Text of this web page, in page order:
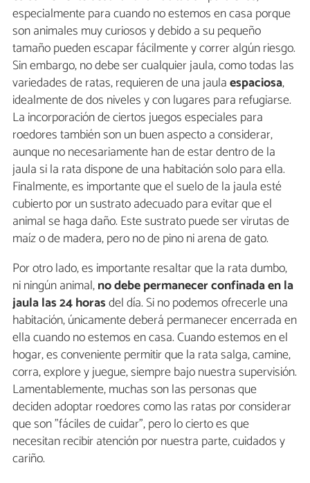
especialmente para cuando no estemos en casa porque
son animales muy curiosos y debido a su pequeño
tamaño pueden escapar fácilmente y correr algún riesgo.
Sin embargo, no debe ser cualquier jaula, como todas las
variedades de ratas, requieren de una jaulaespaciosa,
idealmente de dos niveles y con lugares para refugiarse.
La incorporación de ciertos juegos especiales para
roedores también son un buen aspecto a considerar,
aunque no necesariamente han de estar dentro de la
jaula si la rata dispone de una habitación solo para ella.
Finalmente, es importante que el suelo de la jaula esté
cubierto por un sustrato adecuado para evitar que el
animal se haga daño. Este sustrato puede ser virutas de
maíz o de madera, pero no de pino ni arena de gato.
Por otro lado, es importante resaltar que la rata dumbo,
ni ningún animal,no debe permanecer confinada en la
jaula las 24 horasdel día. Si no podemos ofrecerle una
habitación, únicamente deberá permanecer encerrada en
ella cuando no estemos en casa. Cuando estemos en el
hogar, es conveniente permitir que la rata salga, camine,
corra, explore y juegue, siempre bajo nuestra supervisión.
Lamentablemente, muchas son las personas que
deciden adoptar roedores como las ratas por considerar
que son "fáciles de cuidar", pero lo cierto es que
necesitan recibir atención por nuestra parte, cuidados y
cariño.